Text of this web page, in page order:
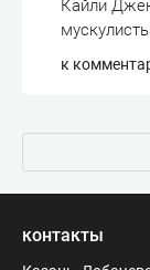
Кайли
к
контакты